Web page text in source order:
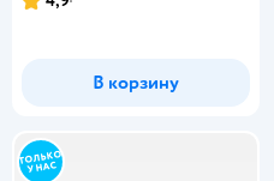
В корзину